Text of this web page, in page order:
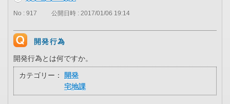
No : 917 公開日時 : 2017/01/06 19:14
開発行為
開発行為とは何ですか。
カテゴリー：
開発
宅地課